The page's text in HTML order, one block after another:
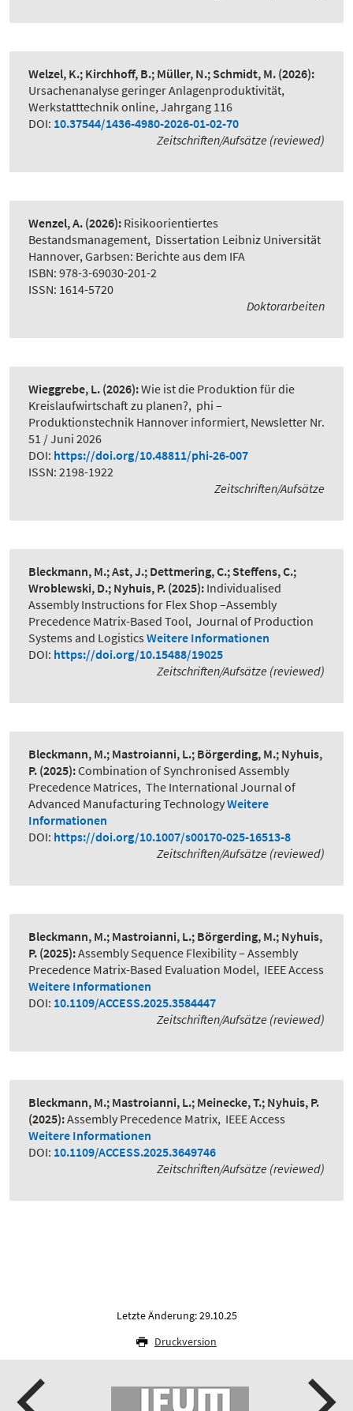
Welzel, K.; Kirchhoff, B.; Müller, N.; Schmidt, M. (2026):
Ursachenanalyse geringer Anlagenproduktivität,
Werkstatttechnik online, Jahrgang 116
DOI: 10.37544/1436-4980-2026-01-02-70
Zeitschriften/Aufsätze (reviewed)
Wenzel, A. (2026): Risikoorientiertes
Bestandsmanagement, Dissertation Leibniz Universität
Hannover, Garbsen: Berichte aus dem IFA
ISBN: 978-3-69030-201-2
ISSN: 1614-5720
Doktorarbeiten
Wieggrebe, L. (2026):Wie ist die Produktion für die
Kreislaufwirtschaft zu planen?, phi –
Produktionstechnik Hannover informiert, Newsletter Nr.
51 / Juni 2026
DOI: https://doi.org/10.48811/phi-26-007
ISSN: 2198-1922
Zeitschriften/Aufsätze
Bleckmann, M.; Ast, J.; Dettmering, C.; Steffens, C.;
Wroblewski, D.; Nyhuis, P. (2025): Individualised
Assembly Instructions for Flex Shop –Assembly
Precedence Matrix-Based Tool, Journal of Production
Systems and Logistics Weitere Informationen
DOI: https://doi.org/10.15488/19025
Zeitschriften/Aufsätze (reviewed)
Bleckmann, M.; Mastroianni, L.; Börgerding, M.; Nyhuis,
P. (2025):Combination of Synchronised Assembly
Precedence Matrices, The International Journal of
Advanced Manufacturing TechnologyWeitere
Informationen
DOI: https://doi.org/10.1007/s00170-025-16513-8
Zeitschriften/Aufsätze (reviewed)
Bleckmann, M.; Mastroianni, L.; Börgerding, M.; Nyhuis,
P. (2025):Assembly Sequence Flexibility – Assembly
Precedence Matrix-Based Evaluation Model, IEEE Access
Weitere Informationen
DOI: 10.1109/ACCESS.2025.3584447
Zeitschriften/Aufsätze (reviewed)
Bleckmann, M.; Mastroianni, L.; Meinecke, T.; Nyhuis, P.
(2025):Assembly Precedence Matrix, IEEE Access
Weitere Informationen
DOI: 10.1109/ACCESS.2025.3649746
Zeitschriften/Aufsätze (reviewed)
Letzte Änderung: 29.10.25
Druckversion